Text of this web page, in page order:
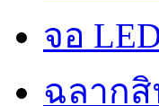
จอ
ฉลาก